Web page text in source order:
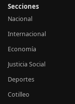
Secciones
Nacional
Internacional
Economía
Justicia Social
Deportes
Cotilleo